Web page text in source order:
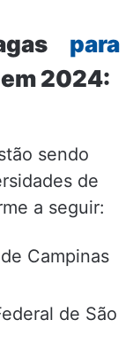
para
2024:
sendo
de
a seguir:
Campinas
de São